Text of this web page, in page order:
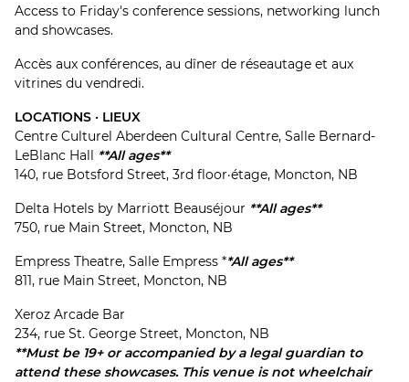
Access to Friday's conference sessions, networking lunch
and showcases.
Accès aux conférences, au dîner de réseautage et aux
vitrines du vendredi.
LOCATIONS · LIEUX
Centre Culturel Aberdeen Cultural Centre, Salle Bernard-
LeBlanc Hall **All ages**
140, rue Botsford Street, 3rd floor·étage, Moncton, NB
Delta Hotels by Marriott Beauséjour **All ages**
750, rue Main Street, Moncton, NB
Empress Theatre, Salle Empress **All ages**
811, rue Main Street, Moncton, NB
Xeroz Arcade Bar
234, rue St. George Street, Moncton, NB
**Must be 19+ or accompanied by a legal guardian to
attend these showcases. This venue is not wheelchair